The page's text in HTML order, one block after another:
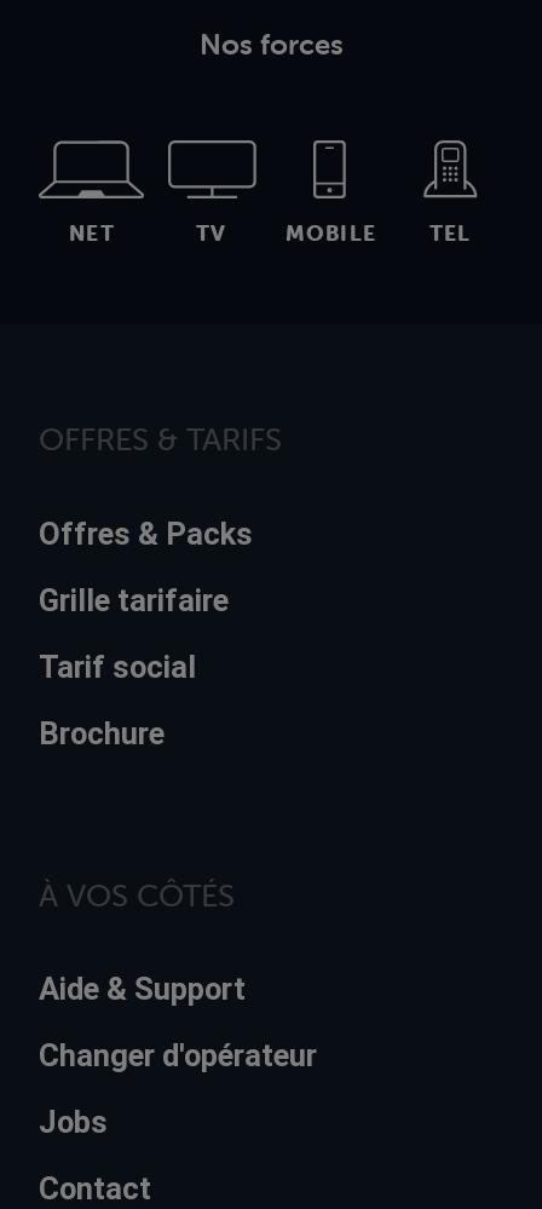
Nos forces
NET TV MOBILE TEL
OFFRES & TARIFS
Offres & Packs
Grille tarifaire
Tarif social
Brochure
À VOS CÔTÉS
Aide & Support
Changer d'opérateur
Jobs
Contact